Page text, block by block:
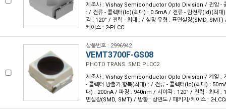
제조사 : Vishay Semiconductor Opto Division / 전압 -
: / 전류 - 콜렉터(Ic)(최대) : 0.5mA / 전류 - 암전류(Id)(최
각 : 120° / 전력 - 최대 : / 실장 유형 : 표면실장(SMD,
케이스 : 2-PLCC
상품번호 : 2996942
VEMT3700F-GS08
PHOTO TRANS. SMD PLCC2
제조사 : Vishay Semiconductor Opto Division / 계열 :
- 콜렉터 방출기 항복(최대) : / 전류 - 콜렉터(Ic)(최대) :
대) : 200nA / 파장 : 940nm / 시야각 : 120° / 전력 - 최대 :
면실장(SMD, SMT) / 방향 : 상면도 / 패키지/케이스 : 2-